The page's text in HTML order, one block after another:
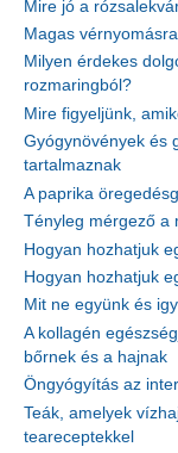
Mire jó a
Magas
Milyen érdekes
rozmaringból?
Mire figyeljünk,
Gyógynövények és
tartalmaznak
A paprika
Tényleg mérgező a
Hogyan hozhatjuk
Hogyan hozhatjuk
Mit ne együnk és
A kollagén
bőrnek és a hajnak
Öngyógyítás az
Teák, amelyek
teareceptekkel